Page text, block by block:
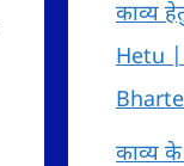
काव्य
Hetu |
काव्य के